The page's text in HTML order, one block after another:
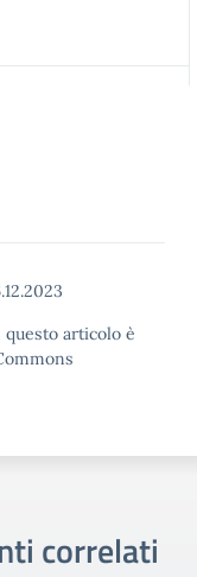
articolo è
correlati